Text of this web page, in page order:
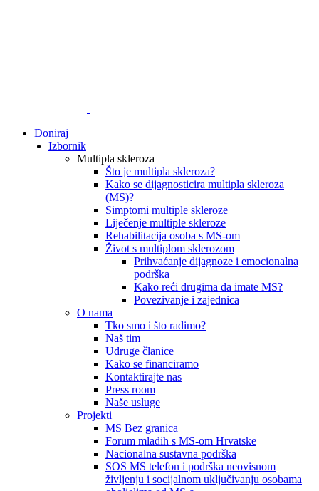
Doniraj
Izbornik
Multipla skleroza
Što je multipla skleroza?
Kako se dijagnosticira multipla skleroza
(MS)?
Simptomi multiple skleroze
Liječenje multiple skleroze
Rehabilitacija osoba s MS-om
Život s multiplom sklerozom
Prihvaćanje dijagnoze i emocionalna
podrška
Kako reći drugima da imate MS?
Povezivanje i zajednica
O nama
Tko smo i što radimo?
Naš tim
Udruge članice
Kako se financiramo
Kontaktirajte nas
Press room
Naše usluge
Projekti
MS Bez granica
Forum mladih s MS-om Hrvatske
Nacionalna sustavna podrška
SOS MS telefon i podrška neovisnom
življenju i socijalnom uključivanju osobama